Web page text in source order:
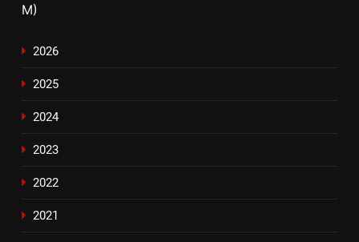
M)
2026
2025
2024
2023
2022
2021